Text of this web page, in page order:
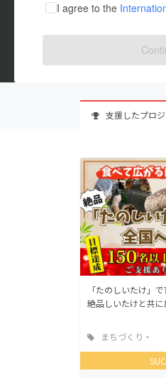
I agree to the
支援したプロ
「たのしいたけ」
絶品しいたけと共に
まちづくり・
地域活性化